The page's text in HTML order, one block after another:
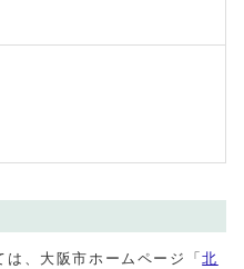
、大阪市ホームページ「北